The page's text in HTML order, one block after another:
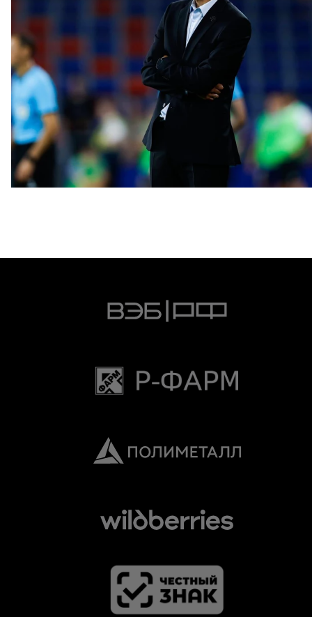
Дмитрий Игдисамов: Совокупность факторов не
позволила нам сегодня победить
8 АВГУСТА 2026 21:30